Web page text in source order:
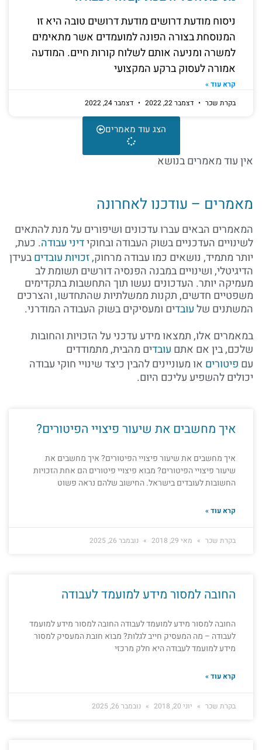
ניסוח מודעת דרושים ​מודעת דרושים טובה היא זו
המנוסחת בצורה הפונה למועמדים אשר מתאימים
למשרה ומניעה אותם לשלוח קורות חיים. המודעה
אמורה לעסוק ברקע המקצועי
קרא עוד »
בקרת שכר
דצמבר 22, 2022 דצמבר 24, 2022
הצג עוד מאמרים
אין עוד מאמרים בנושא
מאמרים – עודכנו לאחרונה
המאמרים הבאים עברו עדכונים ושיפורים על מנת להתאים
לשינויים העדכניים בשוק העבודה ובחוקידיני עבודה. כעת,
יותר מתמיד, נושאים כמו עבודה מרחוק,זכויות עובדיםבעידן
הדיגיטלי, ושינויים במבנה הפנסיה דורשים תשומת לב
מעמיקה יותר. העדכונים נעשו תוך התחשבות בתקדימים
משפטיים חדשים, תקנות ממשלתיות שהתחדשו, והצרכים
המשתנים שלעובדים ומעסיקים בשוק העבודה המודרני.
במאמרים אלו, תמצאו מידע עדכני על הזכויות והחובות
שלכם, בין אם אתם עובדים מהבית, מתמודדים
עם פיטורים או מעוניינים להבין כיצד שינויי חוקי עבודה
יכולים להשפיע עליכם היום.
איך מחשבים את שיעור פיצויי הפיטורים?
איך מחשבים את שיעור פיצויי הפיטורים? איך מחשבים את
שיעור פיצויי הפיטורים? מבוא פיצויי פיטורים הם אחת הזכויות
החשובות לעובדים בישראל. החישוב שלהם נראה פשוט
קרא עוד »
בקרת שכר מאי 29, 2018 נובמבר 26, 2025
החובה למסור מידע למועמד לעבודה
החובה למסור מידע למועמד לעבודה החובה למסור מידע למועמד
לעבודה – מה המעסיק חייב לגלות? מבוא חובת המעסיק למסור
מידע למועמד לעבודה היא חלק מרכזי
קרא עוד »
בקרת שכר יוני 20, 2018 נובמבר 26, 2025